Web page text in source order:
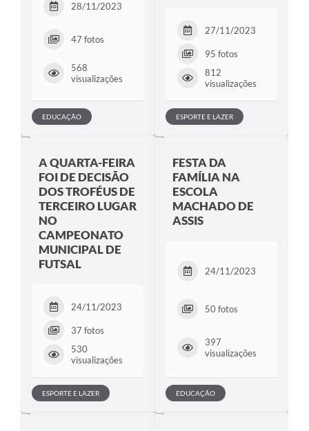
28/11/2023
47 fotos
568
visualizações
EDUCAÇÃO
27/11/2023
95 fotos
812
visualizações
ESPORTE E LAZER
A QUARTA-FEIRA
FOI DE DECISÃO
DOS TROFÉUS DE
TERCEIRO LUGAR
NO
CAMPEONATO
MUNICIPAL DE
FUTSAL
24/11/2023
37 fotos
530
visualizações
ESPORTE E LAZER
FESTA DA
FAMÍLIA NA
ESCOLA
MACHADO DE
ASSIS
24/11/2023
50 fotos
397
visualizações
EDUCAÇÃO